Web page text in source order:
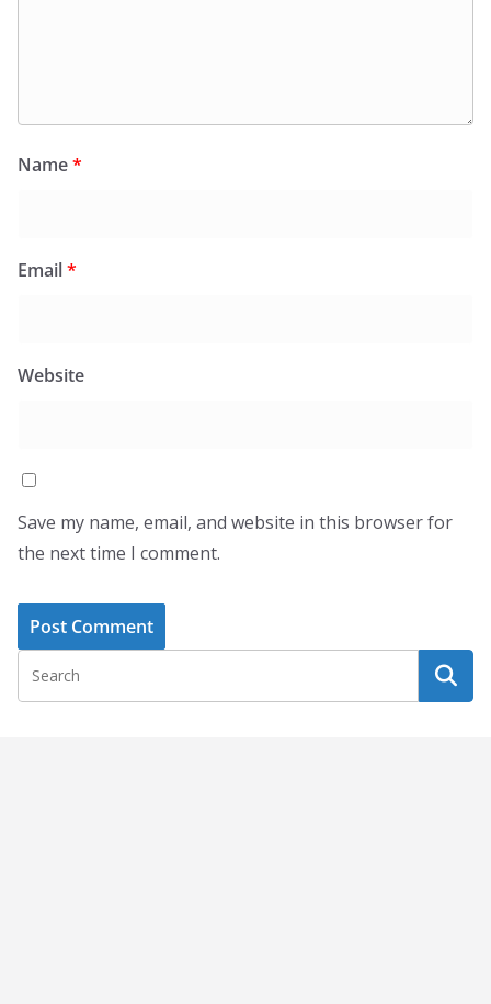
Name*
Email*
Website
Save my name, email, and website in this browser for
the next time I comment.